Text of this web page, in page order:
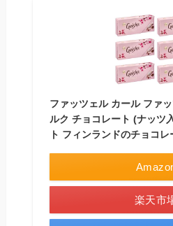
ファッツェル カール ファ
ルク チョコレート (ナッツ
ト フィンランドのチョコ
楽天市